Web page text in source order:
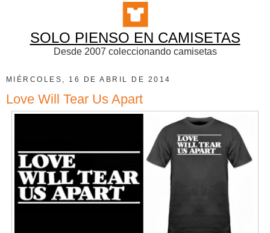
SOLO PIENSO EN CAMISETAS
Desde 2007 coleccionando camisetas
MIÉRCOLES, 16 DE ABRIL DE 2014
Love Will Tear Us Apart